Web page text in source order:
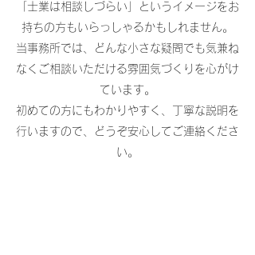
「士業は相談しづらい」というイメージをお
持ちの方もいらっしゃるかもしれません。
当事務所では、どんな小さな疑問でも気兼ね
なくご相談いただける雰囲気づくりを心がけ
ています。
初めての方にもわかりやすく、丁寧な説明を
行いますので、どうぞ安心してご連絡くださ
い。